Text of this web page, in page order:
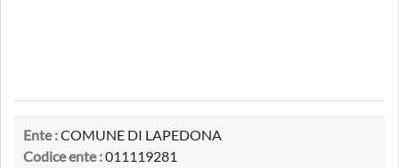
Ente :COMUNE DI LAPEDONA
Codice ente :011119281